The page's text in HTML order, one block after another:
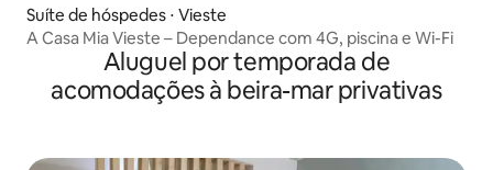
Suíte de hóspedes ⋅ Vieste
A Casa Mia Vieste – Dependance com 4G, piscina e Wi-Fi
Aluguel por temporada de
acomodações à beira-mar privativas